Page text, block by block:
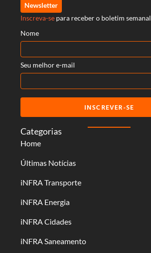
Categorias
Home
Últimas Notícias
iNFRA Transporte
iNFRA Energia
iNFRA Cidades
iNFRA Saneamento
Newsletter
Inscreva-se para receber o boletim semanal
Nome
Seu melhor e-mail
INSCREVER-SE